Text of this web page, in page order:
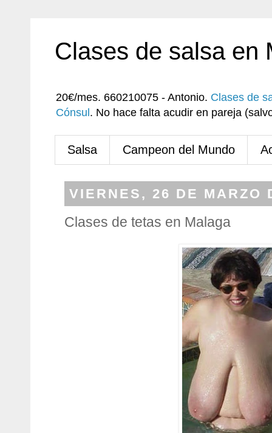
Clases de salsa en
20€/mes. 660210075 - Antonio. Clases de
Cónsul . No hace falta acudir en pareja
Salsa Campeon del Mundo
VIERNES, 26 DE MARZO
Clases de tetas en Malaga